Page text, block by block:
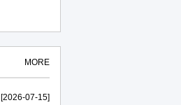
MORE
[2026-07-15]